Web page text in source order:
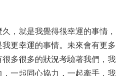
，就是我覺得很幸運的事情，
更幸運的事情。未來會有更多
多很多的狀況考驗著我們，我
一起同心協力，一起牽手，我